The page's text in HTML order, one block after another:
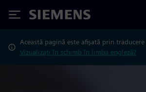
Siemens
Această pagină este afișată prin
Vizualizați în schimb în limba engleză?